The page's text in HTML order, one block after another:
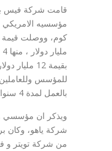
قامت شركة فيس
مؤسسيه الامريكي
للمؤسس وللعاملين
بالعمل لمدة 4 سنوات.
ويذكر ان مؤسسي
شركة ياهو، وكان
من شركة تويتر و فيسبوك عام